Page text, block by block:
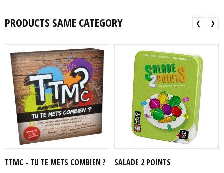
PRODUCTS SAME CATEGORY
TTMC - TU TE METS COMBIEN ?
SALADE 2 POINTS
❮ ❯